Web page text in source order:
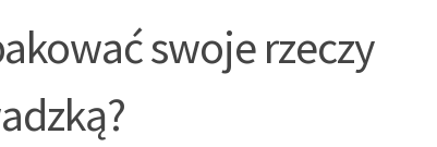
swoje rzeczy